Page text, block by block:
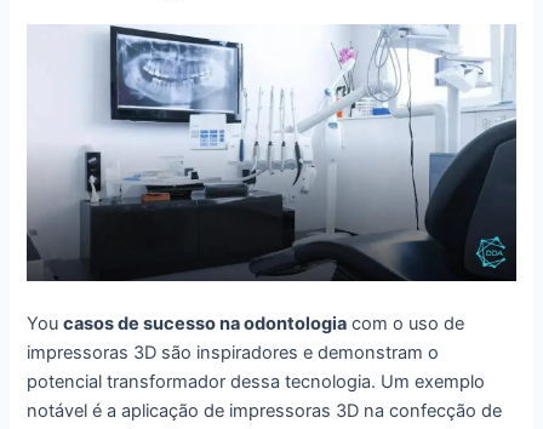
Youcasos de sucesso na odontologia com o uso de
impressoras 3D são inspiradores e demonstram o
potencial transformador dessa tecnologia. Um exemplo
notável é a aplicação de impressoras 3D na confecção de